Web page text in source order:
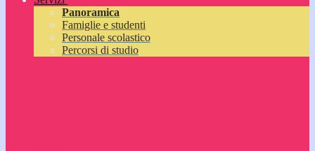
Panoramica
Famiglie e studenti
Personale scolastico
Percorsi di studio